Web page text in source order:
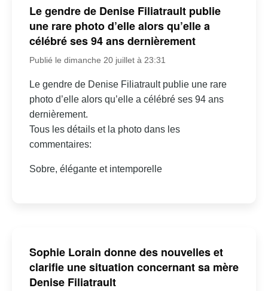
Le gendre de Denise Filiatrault publie
une rare photo d’elle alors qu’elle a
célébré ses 94 ans dernièrement
Publié le dimanche 20 juillet à 23:31
Le gendre de Denise Filiatrault publie une rare
photo d’elle alors qu’elle a célébré ses 94 ans
dernièrement.
Tous les détails et la photo dans les
commentaires:
Sobre, élégante et intemporelle
Sophie Lorain donne des nouvelles et
clarifie une situation concernant sa mère
Denise Filiatrault